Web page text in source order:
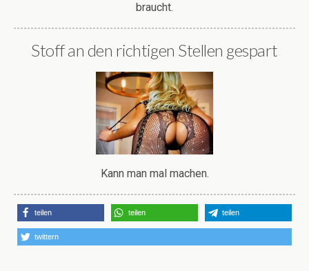
braucht.
Stoff an den richtigen Stellen gespart
Kann man mal machen.
teilen teilen teilen
twittern